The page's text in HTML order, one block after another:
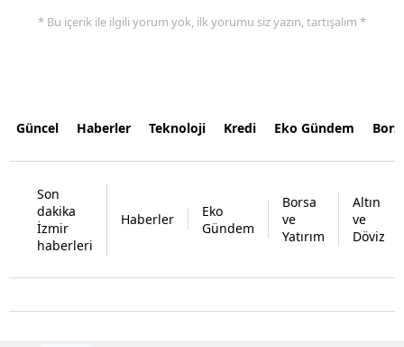
* Bu içerik ile ilgili yorum yok, ilk yorumu siz yazın, tartışalım *
Güncel Haberler Teknoloji Kredi Eko Gündem
Son
dakika
İzmir
haberleri
Haberler
Eko
Gündem
Borsa
ve
Yatırım
Altın
ve
Döviz